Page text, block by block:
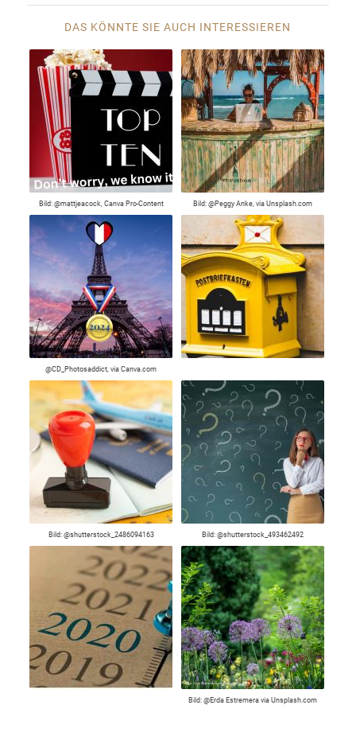
DAS KÖNNTE SIE AUCH INTERESSIEREN
Bild: @mattjeacock, Canva Pro-Content Bild: @Peggy Anke, via Unsplash.com
@CD_Photosaddict, via Canva.com
Bild: @shutterstock_2486094163 Bild: @shutterstock_493462492
Bild: @Erda Estremera via Unsplash.com